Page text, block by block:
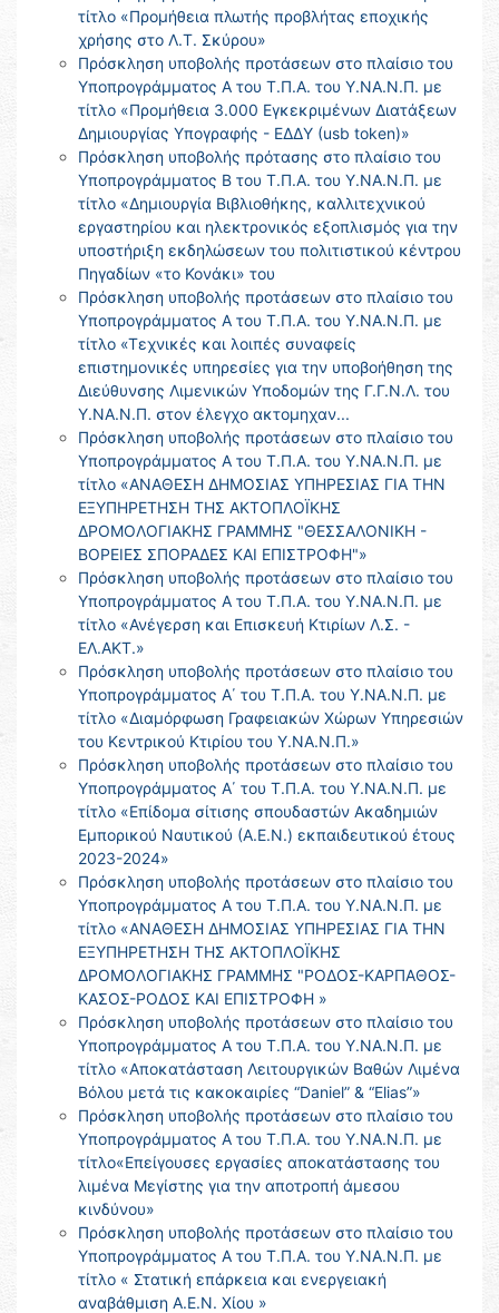
τίτλο «Προμήθεια πλωτής προβλήτας εποχικής
χρήσης στο Λ.Τ. Σκύρου»
Πρόσκληση υποβολής προτάσεων στο πλαίσιο του
Υποπρογράμματος Α του Τ.Π.Α. του Υ.ΝΑ.Ν.Π. με
τίτλο «Προμήθεια 3.000 Εγκεκριμένων Διατάξεων
Δημιουργίας Υπογραφής - ΕΔΔΥ (usb token)»
Πρόσκληση υποβολής πρότασης στο πλαίσιο του
Υποπρογράμματος Β του Τ.Π.Α. του Υ.ΝΑ.Ν.Π. με
τίτλο «Δημιουργία Βιβλιοθήκης, καλλιτεχνικού
εργαστηρίου και ηλεκτρονικός εξοπλισμός για την
υποστήριξη εκδηλώσεων του πολιτιστικού κέντρου
Πηγαδίων «το Κονάκι» του
Πρόσκληση υποβολής προτάσεων στο πλαίσιο του
Υποπρογράμματος Α του Τ.Π.Α. του Υ.ΝΑ.Ν.Π. με
τίτλο «Τεχνικές και λοιπές συναφείς
επιστημονικές υπηρεσίες για την υποβοήθηση της
Διεύθυνσης Λιμενικών Υποδομών της Γ.Γ.Ν.Λ. του
Υ.ΝΑ.Ν.Π. στον έλεγχο ακτομηχαν...
Πρόσκληση υποβολής προτάσεων στο πλαίσιο του
Υποπρογράμματος Α του Τ.Π.Α. του Υ.ΝΑ.Ν.Π. με
τίτλο «ΑΝΑΘΕΣΗ ΔΗΜΟΣΙΑΣ ΥΠΗΡΕΣΙΑΣ ΓΙΑ ΤΗΝ
ΕΞΥΠΗΡΕΤΗΣΗ ΤΗΣ ΑΚΤΟΠΛΟΪΚΗΣ
ΔΡΟΜΟΛΟΓΙΑΚΗΣ ΓΡΑΜΜΗΣ "ΘΕΣΣΑΛΟΝΙΚΗ -
ΒΟΡΕΙΕΣ ΣΠΟΡΑΔΕΣ ΚΑΙ ΕΠΙΣΤΡΟΦΗ"»
Πρόσκληση υποβολής προτάσεων στο πλαίσιο του
Υποπρογράμματος Α του Τ.Π.Α. του Υ.ΝΑ.Ν.Π. με
τίτλο «Ανέγερση και Επισκευή Κτιρίων Λ.Σ. -
ΕΛ.ΑΚΤ.»
Πρόσκληση υποβολής προτάσεων στο πλαίσιο του
Υποπρογράμματος Α΄ του Τ.Π.Α. του Υ.ΝΑ.Ν.Π. με
τίτλο «Διαμόρφωση Γραφειακών Χώρων Υπηρεσιών
του Κεντρικού Κτιρίου του Υ.ΝΑ.Ν.Π.»
Πρόσκληση υποβολής προτάσεων στο πλαίσιο του
Υποπρογράμματος Α΄ του Τ.Π.Α. του Υ.ΝΑ.Ν.Π. με
τίτλο «Επίδομα σίτισης σπουδαστών Ακαδημιών
Εμπορικού Ναυτικού (Α.Ε.Ν.) εκπαιδευτικού έτους
2023-2024»
Πρόσκληση υποβολής προτάσεων στο πλαίσιο του
Υποπρογράμματος Α του Τ.Π.Α. του Υ.ΝΑ.Ν.Π. με
τίτλο «ΑΝΑΘΕΣΗ ΔΗΜΟΣΙΑΣ ΥΠΗΡΕΣΙΑΣ ΓΙΑ ΤΗΝ
ΕΞΥΠΗΡΕΤΗΣΗ ΤΗΣ ΑΚΤΟΠΛΟΪΚΗΣ
ΔΡΟΜΟΛΟΓΙΑΚΗΣ ΓΡΑΜΜΗΣ "ΡΟΔΟΣ-ΚΑΡΠΑΘΟΣ-
ΚΑΣΟΣ-ΡΟΔΟΣ ΚΑΙ ΕΠΙΣΤΡΟΦΗ »
Πρόσκληση υποβολής προτάσεων στο πλαίσιο του
Υποπρογράμματος Α του Τ.Π.Α. του Υ.ΝΑ.Ν.Π. με
τίτλο «Αποκατάσταση Λειτουργικών Βαθών Λιμένα
Βόλου μετά τις κακοκαιρίες “Daniel” & “Elias”»
Πρόσκληση υποβολής προτάσεων στο πλαίσιο του
Υποπρογράμματος Α του Τ.Π.Α. του Υ.ΝΑ.Ν.Π. με
τίτλο«Επείγουσες εργασίες αποκατάστασης του
λιμένα Μεγίστης για την αποτροπή άμεσου
κινδύνου»
Πρόσκληση υποβολής προτάσεων στο πλαίσιο του
Υποπρογράμματος Α του Τ.Π.Α. του Υ.ΝΑ.Ν.Π. με
τίτλο « Στατική επάρκεια και ενεργειακή
αναβάθμιση Α.Ε.Ν. Χίου »